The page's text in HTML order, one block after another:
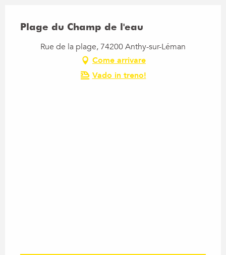
Plage du Champ de l'eau
Rue de la plage, 74200 Anthy-sur-Léman
Come arrivare
Vado in treno!